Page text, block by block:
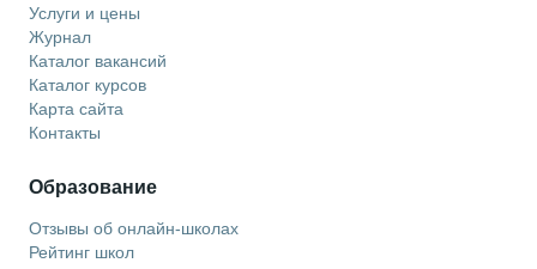
Услуги и цены
Журнал
Каталог вакансий
Каталог курсов
Карта сайта
Контакты
Образование
Отзывы об онлайн-школах
Рейтинг школ